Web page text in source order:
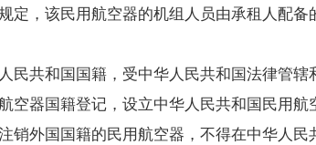
，该民用航空器的机组人员由承租人配
共和国国籍，受中华人民共和国法律管辖
器国籍登记，设立中华人民共和国民用航
外国国籍的民用航空器，不得在中华人